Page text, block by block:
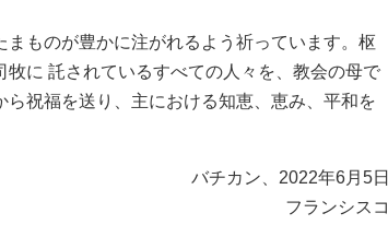
ものが豊かに注がれるよう祈っています。枢
に 託されているすべての人々を、教会の母で
祝福を送り、主における知恵、恵み、平和を
バチカン、2022年6月5日
フランシスコ